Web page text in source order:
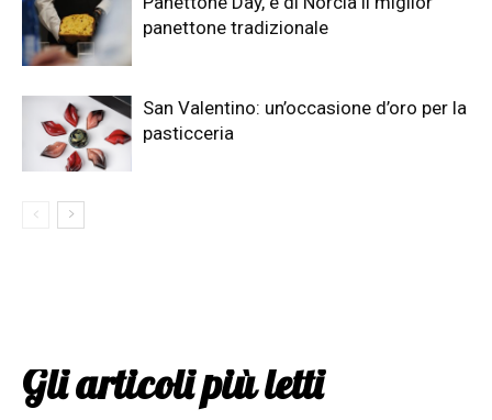
panettone tradizionale
San Valentino: un’occasione d’oro per la
pasticceria
Gli articoli più letti